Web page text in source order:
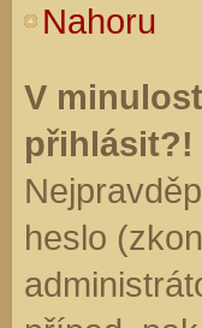
Nahoru
V
přihlásit?!
heslo